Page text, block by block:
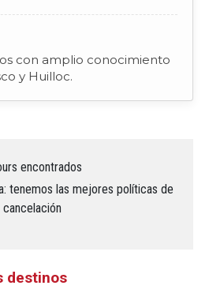
con amplio conocimiento
y Huilloc.
encontrados
tenemos las mejores políticas de
cancelación
destinos